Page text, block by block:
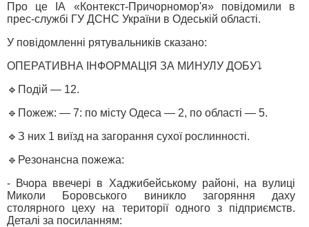
Про це ІА «Контекст-Причорномор'я» повідомили в
прес-службі ГУ ДСНС України в Одеській області.
У повідомленні рятувальників сказано:
ОПЕРАТИВНА ІНФОРМАЦІЯ ЗА МИНУЛУ ДОБУ⤵️
🔹Подій — 12.
🔹Пожеж: — 7: по місту Одеса — 2, по області — 5.
🔹З них 1 виїзд на загорання сухої рослинності.
🔹Резонансна пожежа:
- Вчора ввечері в Хаджибейському районі, на вулиці
Миколи Боровського виникло загоряння даху
столярного цеху на території одного з підприємств.
Деталі за посиланням: